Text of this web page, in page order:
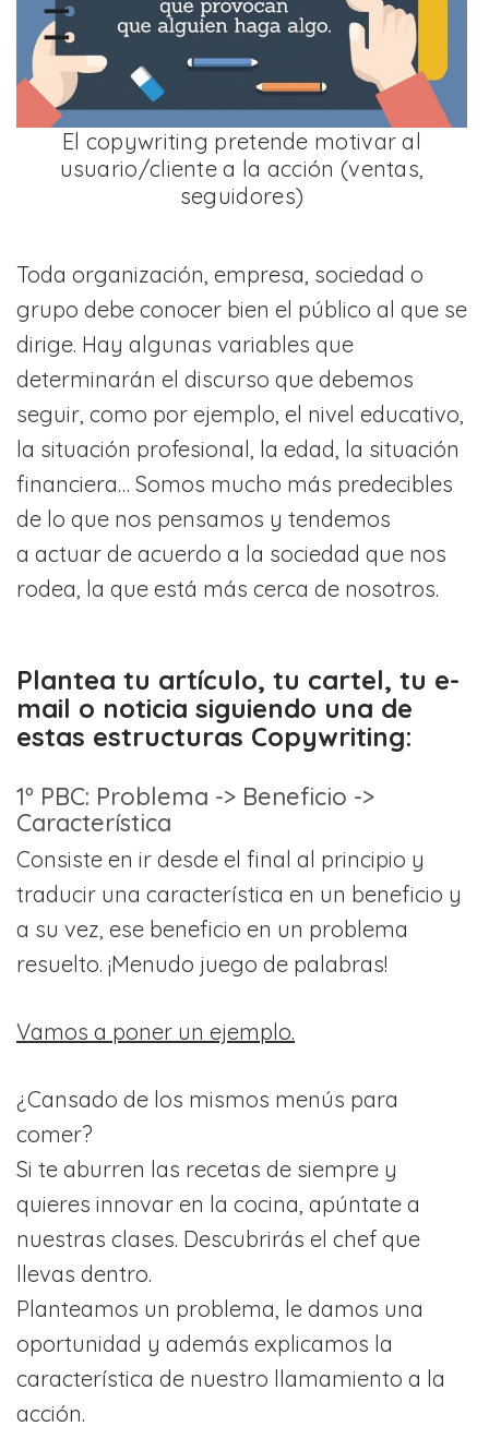
El copywriting pretende motivar al
usuario/cliente a la acción (ventas,
seguidores)
Toda organización, empresa, sociedad o
grupo debe conocer bien el público al que se
dirige. Hay algunas variables que
determinarán el discurso que debemos
seguir, como por ejemplo, el nivel educativo,
la situación profesional, la edad, la situación
financiera… Somos mucho más predecibles
de lo que nos pensamos y tendemos
a actuar de acuerdo a la sociedad que nos
rodea, la que está más cerca de nosotros.
Plantea tu artículo, tu cartel, tu e-
mail o noticia siguiendo una de
estas estructuras Copywriting:
1º PBC: Problema -> Beneficio ->
Característica
Consiste en ir desde el final al principio y
traducir una característica en un beneficio y
a su vez, ese beneficio en un problema
resuelto. ¡Menudo juego de palabras!
Vamos a poner un ejemplo.
¿Cansado de los mismos menús para
comer?
Si te aburren las recetas de siempre y
quieres innovar en la cocina, apúntate a
nuestras clases. Descubrirás el chef que
llevas dentro.
Planteamos un problema, le damos una
oportunidad y además explicamos la
característica de nuestro llamamiento a la
acción.